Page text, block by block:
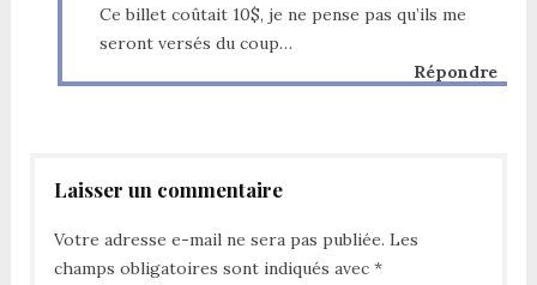
Ce billet coûtait 10$, je ne pense pas qu’ils me
seront versés du coup…
Répondre
Laisser un commentaire
Votre adresse e-mail ne sera pas publiée. Les
champs obligatoires sont indiqués avec *